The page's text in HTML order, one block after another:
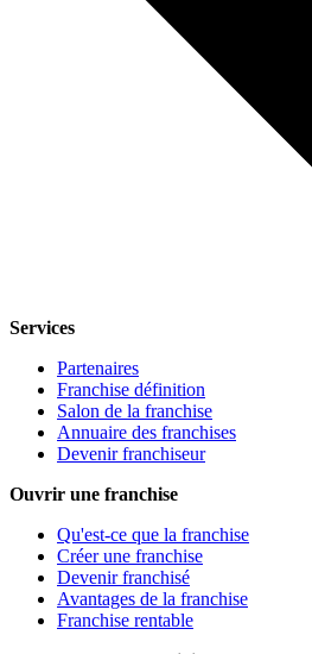
Services
Partenaires
Franchise définition
Salon de la franchise
Annuaire des franchises
Devenir franchiseur
Ouvrir une franchise
Qu'est-ce que la franchise
Créer une franchise
Devenir franchisé
Avantages de la franchise
Franchise rentable